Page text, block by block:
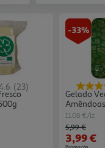
(23)
-33%
Gelado
11.08 €/Lt
Price
5,99 €to
3,99 €
Promoção